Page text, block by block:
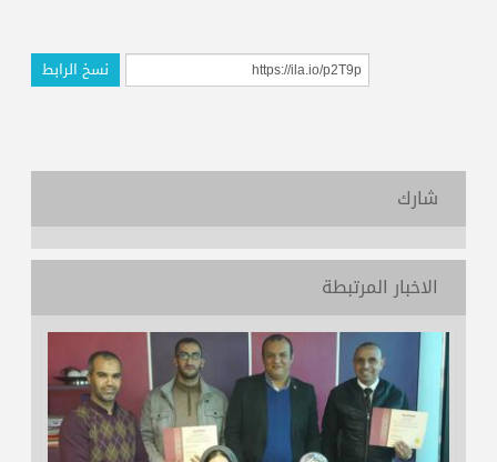
نسخ الرابط
شارك
الاخبار المرتبطة